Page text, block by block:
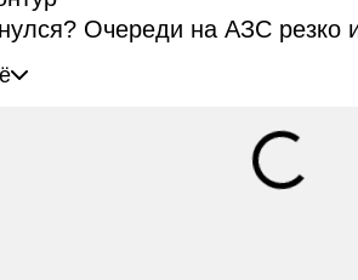
Очереди на АЗС резко